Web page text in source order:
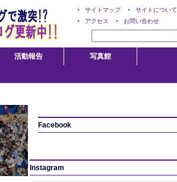
サイトマップ
サイトについて
アクセス
お問い合わせ
活動報告 写真館
Facebook
Instagram